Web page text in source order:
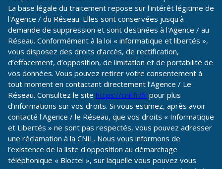
La base légale du traitement repose sur l'intérêt légitime de
l'Agence / du Réseau. Elles sont conservées jusqu'à
demande de suppression et sont destinées à l'Agence / au
Réseau. Conformément à la loi « informatique et libertés »,
vous disposez des droits d’accès, de rectification,
d’effacement, d’opposition, de limitation et de portabilité de
vos données. Vous pouvez retirer votre consentement à
tout moment en contactant directement l’Agence / Le
Réseau. Consultez le site https://cnil.fr/fr pour plus
d’informations sur vos droits. Si vous estimez, après avoir
contacté l'Agence / le Réseau, que vos droits « Informatique
et Libertés » ne sont pas respectés, vous pouvez adresser
une réclamation à la CNIL. Nous vous informons de
l’existence de la liste d'opposition au démarchage
téléphonique « Bloctel », sur laquelle vous pouvez vous